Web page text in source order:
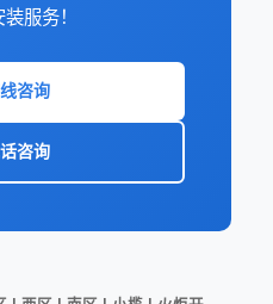
服务！
咨询
咨询